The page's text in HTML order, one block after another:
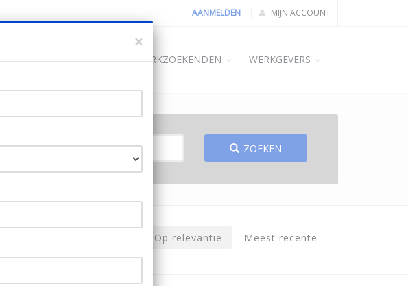
AANMELDEN MIJN ACCOUNT
UITNODIGING HOME WERKZOEKENDEN WERKGEVERS
ZOEKEN
Op relevantie Meest recente
×